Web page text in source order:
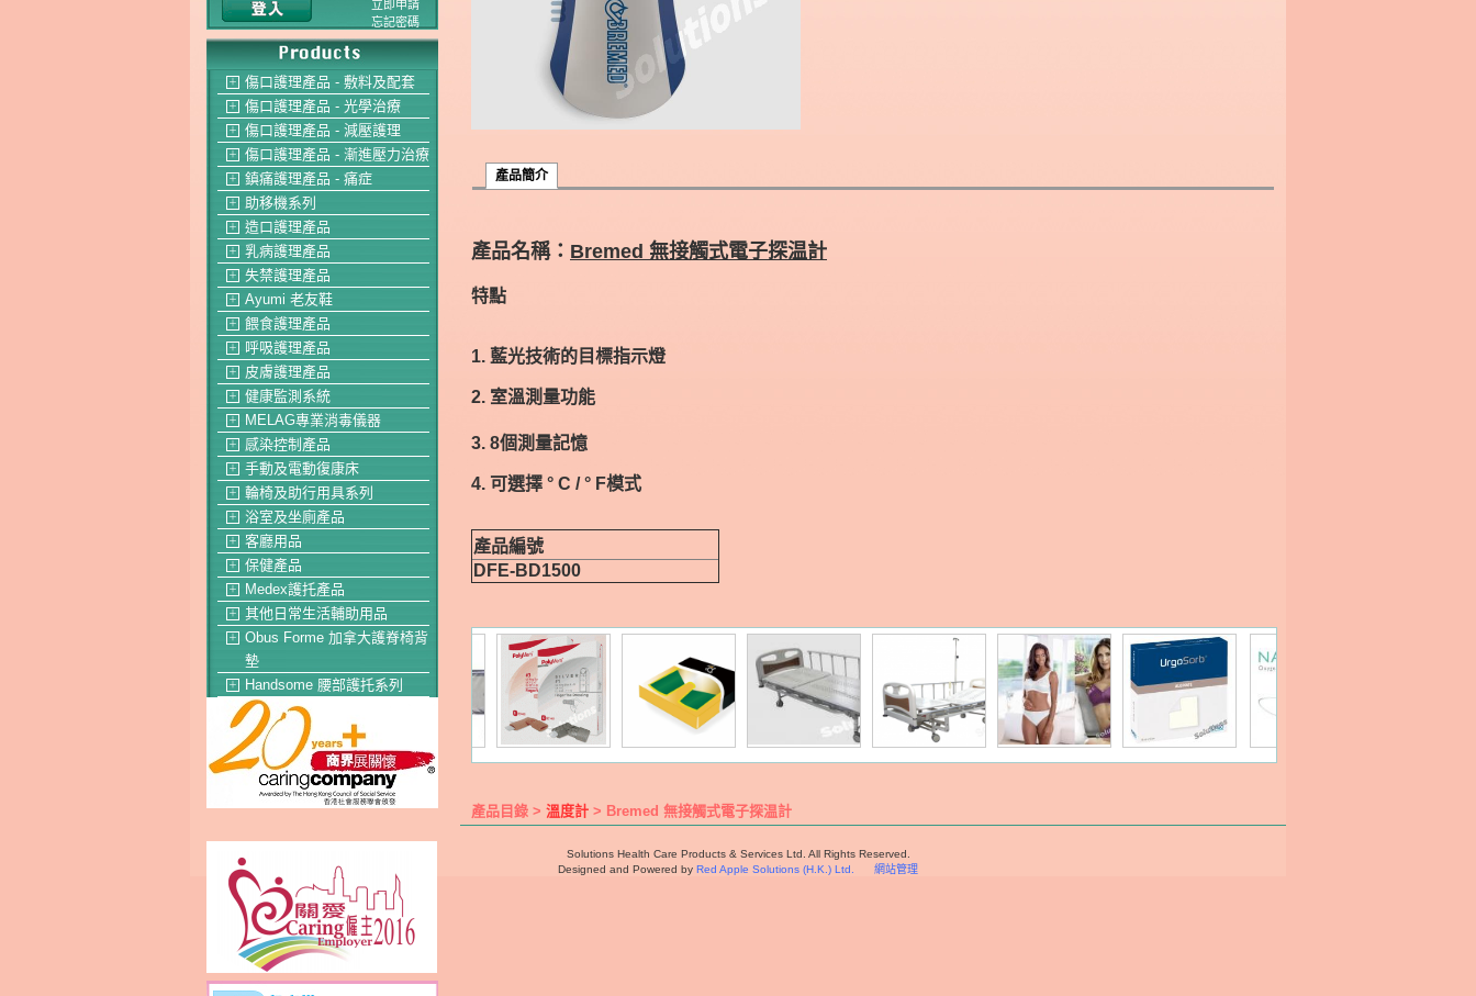
立即申請
忘記密碼
＋ 傷口護理產品 - 敷料及配套
＋ 傷口護理產品 - 光學治療
＋ 傷口護理產品 - 減壓護理
＋ 傷口護理產品 - 漸進壓力治療
＋ 鎮痛護理產品 - 痛症
＋ 助移機系列
＋ 造口護理產品
＋ 乳病護理產品
＋ 失禁護理產品
＋ Ayumi 老友鞋
＋ 餵食護理產品
＋ 呼吸護理產品
＋ 皮膚護理產品
＋ 健康監測系統
＋ MELAG專業消毒儀器
＋ 感染控制產品
＋ 手動及電動復康床
＋ 輪椅及助行用具系列
＋ 浴室及坐廁產品
＋ 客廳用品
＋ 保健產品
＋ Medex護托產品
＋ 其他日常生活輔助用品
＋
Obus Forme 加拿大護脊椅背
墊
＋ Handsome 腰部護托系列
產品簡介
產品名稱： Bremed 無接觸式電子探温計
特點
1. 藍光技術的目標指示燈
2. 室溫測量功能
3. 8個測量記憶
4. 可選擇 ° C / ° F模式
產品編號
DFE-BD1500
產品目錄 > 溫度計 > Bremed 無接觸式電子探温計
Solutions Health Care Products & Services Ltd. All Rights Reserved.
Designed and Powered by Red Apple Solutions (H.K.) Ltd. 網站管理